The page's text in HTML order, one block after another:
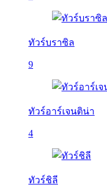
ทัวร์บราซิล
9
ทัวร์อาร์เจนติน่า
4
ทัวร์ชิลี